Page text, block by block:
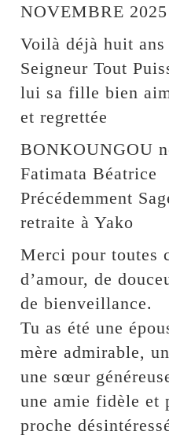
NOVEMBRE 2025
Voilà déjà huit
Seigneur Tout
lui sa fille bien
et regrettée
BONKOUNGOU
Fatimata Béatrice
Précédemment
retraite à Yako
Merci pour toutes
d’amour, de
de bienveillance.
Tu as été une
mère admirable,
une sœur
une amie fidèle et
proche